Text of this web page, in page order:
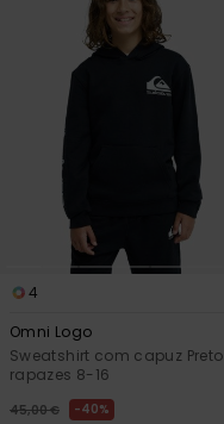
4
Omni Logo
Sweatshirt com capuz Preto
rapazes 8-16
45,00 € 40%